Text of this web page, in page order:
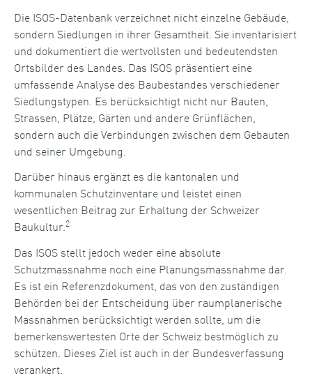
Die ISOS-Datenbank verzeichnet nicht einzelne Gebäude,
sondern Siedlungen in ihrer Gesamtheit. Sie inventarisiert
und dokumentiert die wertvollsten und bedeutendsten
Ortsbilder des Landes. Das ISOS präsentiert eine
umfassende Analyse des Baubestandes verschiedener
Siedlungstypen. Es berücksichtigt nicht nur Bauten,
Strassen, Plätze, Gärten und andere Grünflächen,
sondern auch die Verbindungen zwischen dem Gebauten
und seiner Umgebung.
Darüber hinaus ergänzt es die kantonalen und
kommunalen Schutzinventare und leistet einen
wesentlichen Beitrag zur Erhaltung der Schweizer
Baukultur.2
Das ISOS stellt jedoch weder eine absolute
Schutzmassnahme noch eine Planungsmassnahme dar.
Es ist ein Referenzdokument, das von den zuständigen
Behörden bei der Entscheidung über raumplanerische
Massnahmen berücksichtigt werden sollte, um die
bemerkenswertesten Orte der Schweiz bestmöglich zu
schützen. Dieses Ziel ist auch in der Bundesverfassung
verankert.